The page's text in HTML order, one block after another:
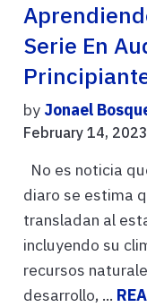
Serie En
by Jonael
February 14, 2023
No es noticia
diaro se estima
transladan al
incluyendo su
recursos
desarrollo, ...